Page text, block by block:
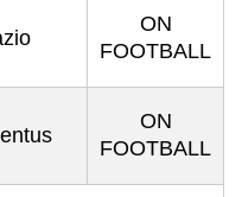
ON
FOOTBALL
ON
FOOTBALL